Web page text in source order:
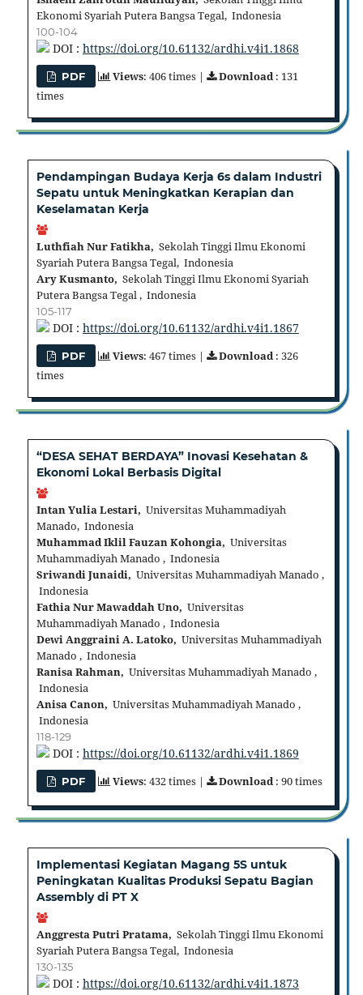
Ekonomi Syariah Putera Bangsa Tegal, Indonesia
100-104
DOI : https://doi.org/10.61132/ardhi.v4i1.1868
PDF Views: 406 times | Download: 131
times
Pendampingan Budaya Kerja 6s dalam Industri
Sepatu untuk Meningkatkan Kerapian dan
Keselamatan Kerja
Luthfiah Nur Fatikha, Sekolah Tinggi Ilmu Ekonomi
Syariah Putera Bangsa Tegal, Indonesia
Ary Kusmanto, Sekolah Tinggi Ilmu Ekonomi Syariah
Putera Bangsa Tegal , Indonesia
105-117
DOI : https://doi.org/10.61132/ardhi.v4i1.1867
PDF Views: 467 times | Download: 326
times
“DESA SEHAT BERDAYA” Inovasi Kesehatan &
Ekonomi Lokal Berbasis Digital
Intan Yulia Lestari, Universitas Muhammadiyah
Manado, Indonesia
Muhammad Iklil Fauzan Kohongia, Universitas
Muhammadiyah Manado , Indonesia
Sriwandi Junaidi, Universitas Muhammadiyah Manado ,
Indonesia
Fathia Nur Mawaddah Uno, Universitas
Muhammadiyah Manado , Indonesia
Dewi Anggraini A. Latoko, Universitas Muhammadiyah
Manado , Indonesia
Ranisa Rahman, Universitas Muhammadiyah Manado ,
Indonesia
Anisa Canon, Universitas Muhammadiyah Manado ,
Indonesia
118-129
DOI : https://doi.org/10.61132/ardhi.v4i1.1869
PDF Views: 432 times | Download : 90 times
Implementasi Kegiatan Magang 5S untuk
Peningkatan Kualitas Produksi Sepatu Bagian
Assembly di PT X
Anggresta Putri Pratama, Sekolah Tinggi Ilmu Ekonomi
Syariah Putera Bangsa Tegal, Indonesia
130-135
DOI : https://doi.org/10.61132/ardhi.v4i1.1873